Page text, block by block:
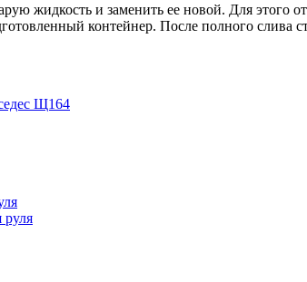
жидкость и заменить ее новой. Для
контейнер. После полного слива
Щ164
руля